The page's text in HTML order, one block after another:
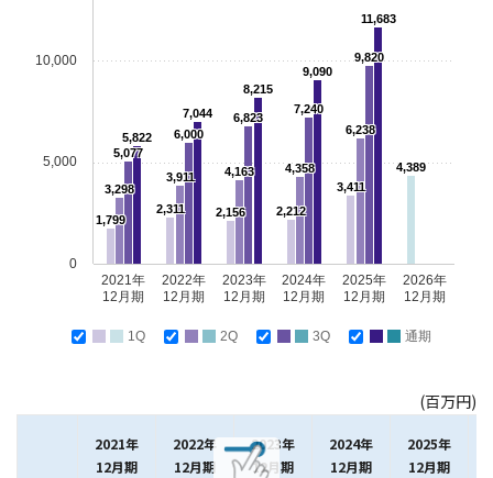
2021年
12月期
2022年
12月期
2023年
12月期
2024年
12月期
2025年
12月期
2026年
12月期
0
5,000
10,000
1,799
2,311 2,156 2,212
3,411
4,389
3,298
3,911 4,163 4,358
6,238
5,077
6,000
6,823
7,240
9,820
5,822
7,044
8,215
9,090
11,683
1Q 2Q 3Q 通期
(百万円)
2021年
12月期
2022年
12月期
2023年
12月期
2024年
12月期
2025年
12月期